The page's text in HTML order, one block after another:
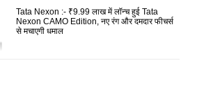
Tata Nexon :- ₹9.99 लाख में लॉन्च हुई Tata
Nexon CAMO Edition, नए रंग और दमदार फीचर्स
से मचाएगी धमाल